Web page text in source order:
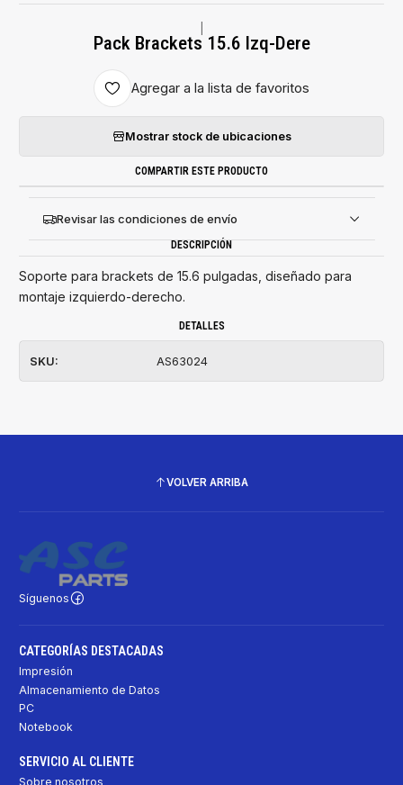
Pack Brackets 15.6 Izq-Dere
Agregar a la lista de favoritos
Mostrar stock de ubicaciones
COMPARTIR ESTE PRODUCTO
Revisar las condiciones de envío
DESCRIPCIÓN
Soporte para brackets de 15.6 pulgadas, diseñado para
montaje izquierdo-derecho.
DETALLES
SKU: AS63024
VOLVER ARRIBA
Síguenos
CATEGORÍAS DESTACADAS
Impresión
Almacenamiento de Datos
PC
Notebook
SERVICIO AL CLIENTE
Sobre nosotros